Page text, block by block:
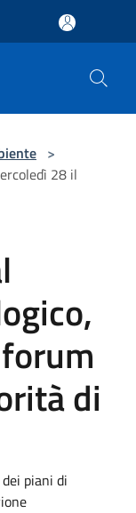
>
28 il
di
piani di